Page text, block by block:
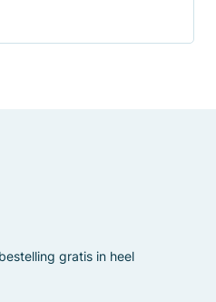
gratis in heel